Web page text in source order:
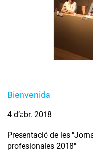
Bienvenida
4 d’abr. 2018
Presentació de les
profesionales 2018"